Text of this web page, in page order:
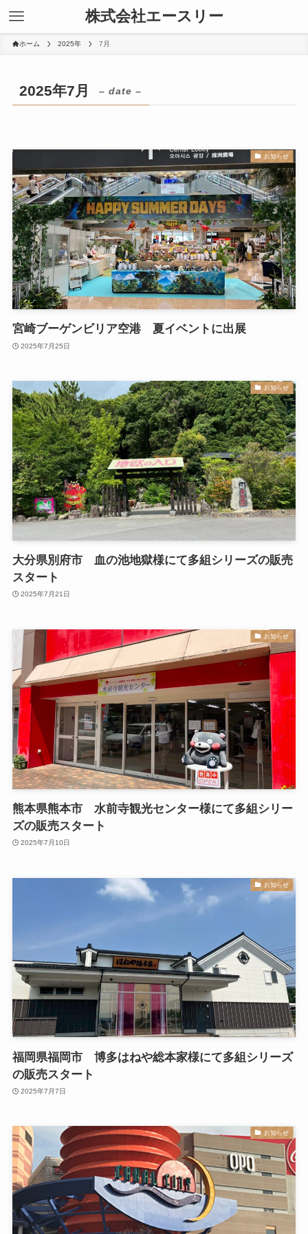
株式会社エースリー
ホーム 2025年 7月
2025年7月 – date –
お知らせ
宮崎ブーゲンビリア空港 夏イベントに出展
2025年7月25日
お知らせ
大分県別府市 血の池地獄様にて多組シリーズの販売
スタート
2025年7月21日
お知らせ
熊本県熊本市 水前寺観光センター様にて多組シリー
ズの販売スタート
2025年7月10日
お知らせ
福岡県福岡市 博多はねや総本家様にて多組シリーズ
の販売スタート
2025年7月7日
お知らせ